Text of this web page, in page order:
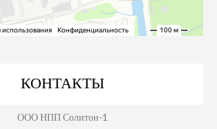
КОНТАКТЫ
ООО НПП Солитон-1